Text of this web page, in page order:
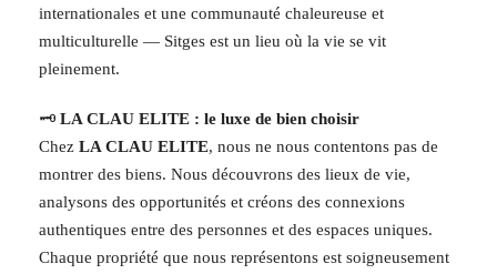
internationales et une communauté chaleureuse et
multiculturelle — Sitges est un lieu où la vie se vit
pleinement.
🗝️ LA CLAU ELITE : le luxe de bien choisir
Chez LA CLAU ELITE, nous ne nous contentons pas de
montrer des biens. Nous découvrons des lieux de vie,
analysons des opportunités et créons des connexions
authentiques entre des personnes et des espaces uniques.
Chaque propriété que nous représentons est soigneusement